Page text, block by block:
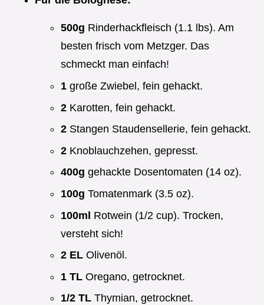
500g Rinderhackfleisch (1.1 lbs). Am
besten frisch vom Metzger. Das
schmeckt man einfach!
1 große Zwiebel, fein gehackt.
2 Karotten, fein gehackt.
2 Stangen Staudensellerie, fein gehackt.
2 Knoblauchzehen, gepresst.
400g gehackte Dosentomaten (14 oz).
100g Tomatenmark (3.5 oz).
100ml Rotwein (1/2 cup). Trocken,
versteht sich!
2 EL Olivenöl.
1 TL Oregano, getrocknet.
1/2 TL Thymian, getrocknet.